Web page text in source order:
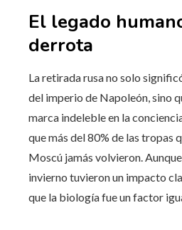
El legado
derrota
La retirada rusa no solo
del imperio de Napoleón, sino
marca indeleble en la
que más del 80% de las tropas
Moscú jamás volvieron.
invierno tuvieron un impacto
que la biología fue un factor